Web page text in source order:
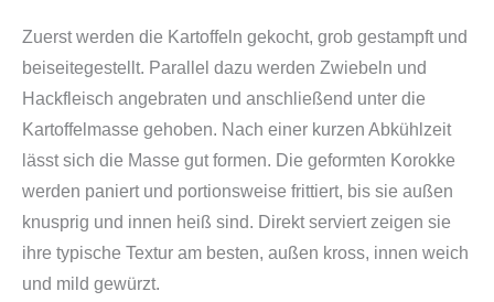
5
a
Zuerst werden die Kartoffeln gekocht, grob gestampft und
beiseitegestellt. Parallel dazu werden Zwiebeln und
Hackfleisch angebraten und anschließend unter die
Kartoffelmasse gehoben. Nach einer kurzen Abkühlzeit
lässt sich die Masse gut formen. Die geformten Korokke
werden paniert und portionsweise frittiert, bis sie außen
knusprig und innen heiß sind. Direkt serviert zeigen sie
ihre typische Textur am besten, außen kross, innen weich
und mild gewürzt.